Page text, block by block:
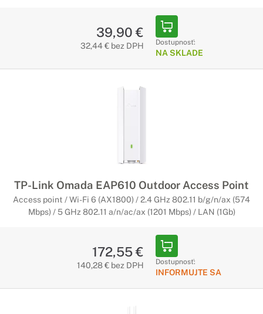
39,90 €
32,44 € bez DPH Dostupnosť:
NA SKLADE
TP-Link Omada EAP610 Outdoor Access Point
Access point / Wi-Fi 6 (AX1800) / 2.4 GHz 802.11 b/g/n/ax (574
Mbps) / 5 GHz 802.11 a/n/ac/ax (1201 Mbps) / LAN (1Gb)
172,55 €
140,28 € bez DPH Dostupnosť:
INFORMUJTE SA